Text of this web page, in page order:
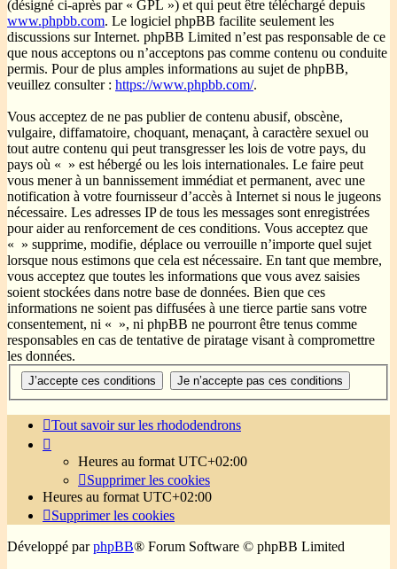
(désigné ci-après par « GPL ») et qui peut être téléchargé depuis
www.phpbb.com. Le logiciel phpBB facilite seulement les
discussions sur Internet. phpBB Limited n’est pas responsable de ce
que nous acceptons ou n’acceptons pas comme contenu ou conduite
permis. Pour de plus amples informations au sujet de phpBB,
veuillez consulter : https://www.phpbb.com/.
Vous acceptez de ne pas publier de contenu abusif, obscène,
vulgaire, diffamatoire, choquant, menaçant, à caractère sexuel ou
tout autre contenu qui peut transgresser les lois de votre pays, du
pays où « » est hébergé ou les lois internationales. Le faire peut
vous mener à un bannissement immédiat et permanent, avec une
notification à votre fournisseur d’accès à Internet si nous le jugeons
nécessaire. Les adresses IP de tous les messages sont enregistrées
pour aider au renforcement de ces conditions. Vous acceptez que
« » supprime, modifie, déplace ou verrouille n’importe quel sujet
lorsque nous estimons que cela est nécessaire. En tant que membre,
vous acceptez que toutes les informations que vous avez saisies
soient stockées dans notre base de données. Bien que ces
informations ne soient pas diffusées à une tierce partie sans votre
consentement, ni « », ni phpBB ne pourront être tenus comme
responsables en cas de tentative de piratage visant à compromettre
les données.
Tout savoir sur les rhododendrons
Heures au format UTC+02:00
Supprimer les cookies
Heures au format UTC+02:00
Supprimer les cookies
Développé parphpBB® Forum Software © phpBB Limited